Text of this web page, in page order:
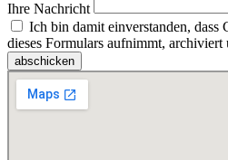
Ihre Nachricht
Ich bin damit einverstanden, dass
dieses Formulars aufnimmt, archiviert
abschicken